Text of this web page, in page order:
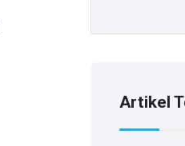
Artikel